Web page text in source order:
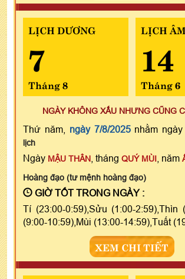
LỊCH DƯƠNG
7
Tháng 8
LỊCH ÂM
14
Tháng 6
NGÀY KHÔNG XẤU NHƯNG CŨNG
Thứ năm, ngày 7/8/2025nhằm ngày
lịch
Ngày MẬU THÂN , tháng QUÝ MÙI , năm
Hoàng đạo (tư mệnh hoàng đạo)
GIỜ TỐT TRONG NGÀY :
Tí (23:00-0:59),Sửu (1:00-2:59),Thìn
(9:00-10:59),Mùi (13:00-14:59),Tuất
XEM CHI TIẾT